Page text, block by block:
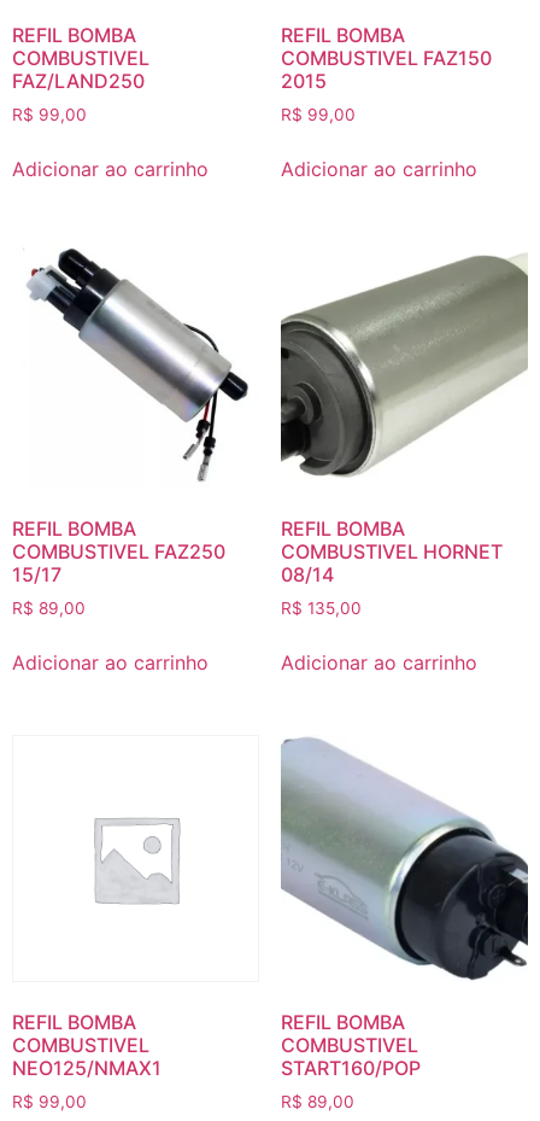
REFIL BOMBA
COMBUSTIVEL
FAZ/LAND250
R$ 99,00
Adicionar ao carrinho
REFIL BOMBA
COMBUSTIVEL FAZ150
2015
R$ 99,00
Adicionar ao carrinho
REFIL BOMBA
COMBUSTIVEL FAZ250
15/17
R$ 89,00
Adicionar ao carrinho
REFIL BOMBA
COMBUSTIVEL HORNET
08/14
R$ 135,00
Adicionar ao carrinho
REFIL BOMBA
COMBUSTIVEL
NEO125/NMAX1
R$ 99,00
REFIL BOMBA
COMBUSTIVEL
START160/POP
R$ 89,00